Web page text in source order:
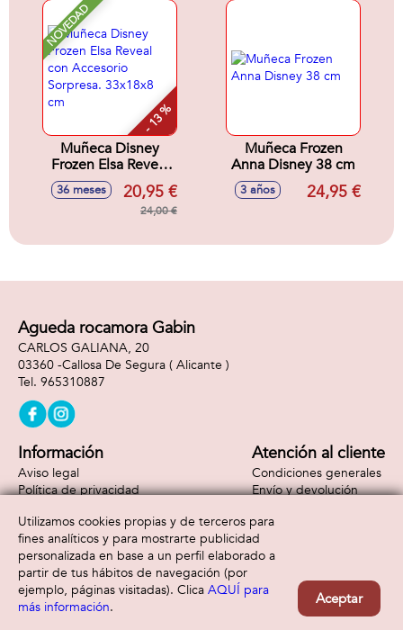
NOVEDAD
- 13 %
Muñeca Disney
Frozen Elsa Reveal
con Accesorio
Sorpresa. 33x18x8
36 meses 20,95 €
24,00 €
Muñeca Frozen
Anna Disney 38 cm
3 años 24,95 €
Agueda rocamora Gabin
CARLOS GALIANA, 20
03360 -Callosa De Segura ( Alicante )
965310887
Información
Aviso legal
Política de privacidad
Atención al cliente
Condiciones generales
Envío y devolución
Formas de pago
Utilizamos cookies propias y de terceros para
fines analíticos y para mostrarte publicidad
personalizada en base a un perfil elaborado a
partir de tus hábitos de navegación (por
ejemplo, páginas visitadas). Clica AQUÍ para
más información. Aceptar